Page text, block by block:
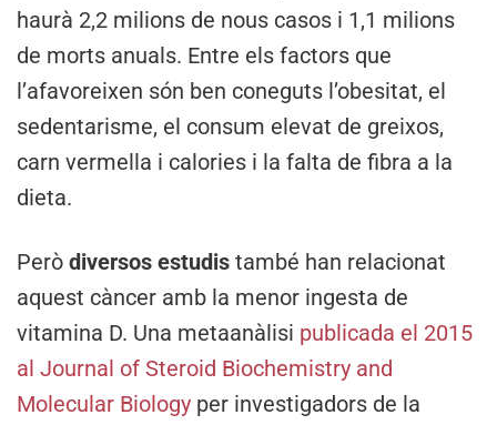
haurà 2,2 milions de nous casos i 1,1 milions
de morts anuals. Entre els factors que
l’afavoreixen són ben coneguts l’obesitat, el
sedentarisme, el consum elevat de greixos,
carn vermella i calories i la falta de fibra a la
dieta.
Però diversos estudis també han relacionat
aquest càncer amb la menor ingesta de
vitamina D. Una metaanàlisi publicada el 2015
al Journal of Steroid Biochemistry and
Molecular Biology per investigadors de la